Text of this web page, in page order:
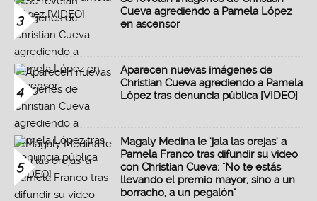
3
Cueva agrediendo a Pamela López
en ascensor
4
Aparecen nuevas imágenes de
Christian Cueva agrediendo a Pamela
López tras denuncia pública [VIDEO]
5
Magaly Medina le 'jala las orejas' a
Pamela Franco tras difundir su video
con Christian Cueva: "No te estás
llevando el premio mayor, sino a un
borracho, a un pegalón"